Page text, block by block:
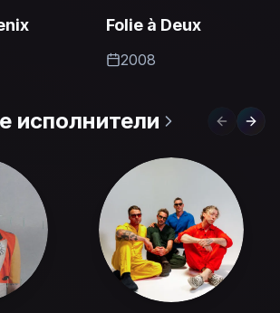
Folie à Deux
2008
исполнители Previous